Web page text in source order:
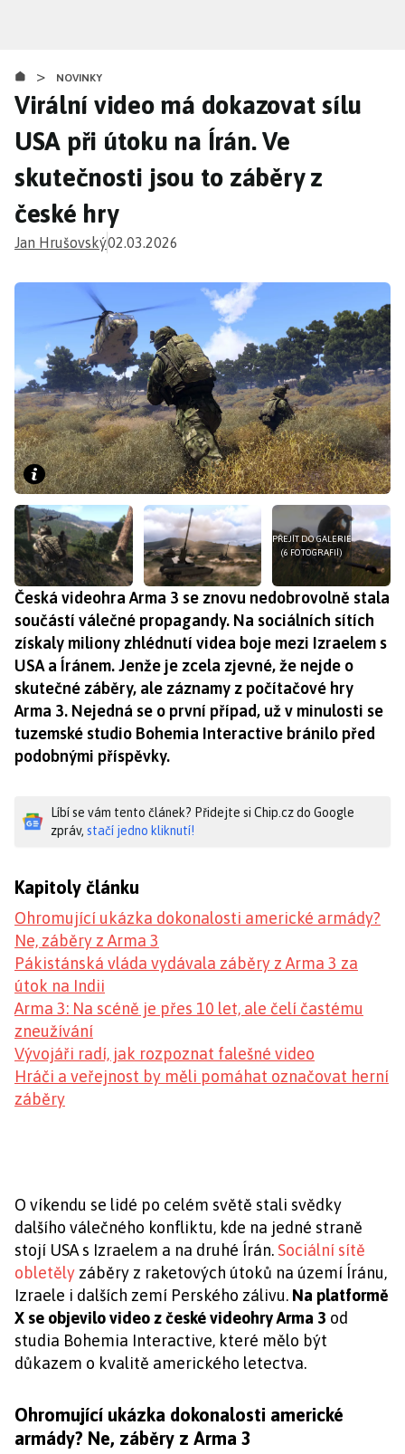
obsahu
> NOVINKY
Virální video má dokazovat sílu
USA při útoku na Írán. Ve
skutečnosti jsou to záběry z
české hry
Jan Hrušovský02.03.2026
PŘEJÍT DO GALERIE
(6 FOTOGRAFIÍ)
Česká videohra Arma 3 se znovu nedobrovolně stala
součástí válečné propagandy. Na sociálních sítích
získaly miliony zhlédnutí videa boje mezi Izraelem s
USA a Íránem. Jenže je zcela zjevné, že nejde o
skutečné záběry, ale záznamy z počítačové hry
Arma 3. Nejedná se o první případ, už v minulosti se
tuzemské studio Bohemia Interactive bránilo před
podobnými příspěvky.
Líbí se vám tento článek? Přidejte si Chip.cz do Google
zpráv, stačí jedno kliknutí!
Kapitoly článku
Ohromující ukázka dokonalosti americké armády?
Ne, záběry z Arma 3
Pákistánská vláda vydávala záběry z Arma 3 za
útok na Indii
Arma 3: Na scéně je přes 10 let, ale čelí častému
zneužívání
Vývojáři radí, jak rozpoznat falešné video
Hráči a veřejnost by měli pomáhat označovat herní
záběry
O víkendu se lidé po celém světě stali svědky
dalšího válečného konfliktu, kde na jedné straně
stojí USA s Izraelem a na druhé Írán. Sociální sítě
obletěly záběry z raketových útoků na území Íránu,
Izraele i dalších zemí Perského zálivu. Na platformě
X se objevilo video z české videohry Arma 3 od
studia Bohemia Interactive, které mělo být
důkazem o kvalitě amerického letectva.
Ohromující ukázka dokonalosti americké
armády? Ne, záběry z Arma 3